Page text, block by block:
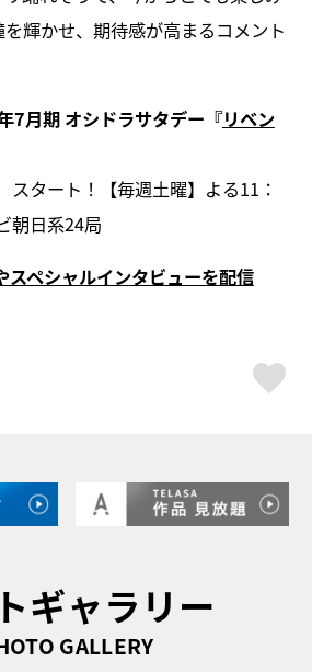
輝かせ、期待感が高まるコメント
7月期 オシドラサタデー『リベン
スタート！【毎週土曜】よる11：
朝日系24局
スペシャルインタビューを配信
ギャラリー
GALLERY